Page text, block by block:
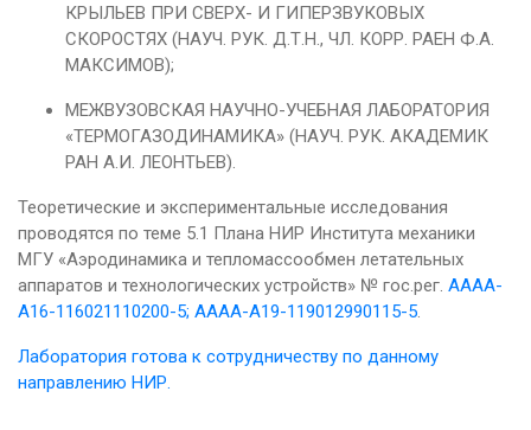
КРЫЛЬЕВ ПРИ СВЕРХ- И ГИПЕРЗВУКОВЫХ
СКОРОСТЯХ (НАУЧ. РУК. Д.Т.Н., ЧЛ. КОРР. РАЕН Ф.А.
МАКСИМОВ);
МЕЖВУЗОВСКАЯ НАУЧНО-УЧЕБНАЯ ЛАБОРАТОРИЯ
«ТЕРМОГАЗОДИНАМИКА» (НАУЧ. РУК. АКАДЕМИК
РАН А.И. ЛЕОНТЬЕВ).
Теоретические и экспериментальные исследования
проводятся по теме 5.1 Плана НИР Института механики
МГУ «Аэродинамика и тепломассообмен летательных
аппаратов и технологических устройств» № гос.рег. АААА-
А16-116021110200-5; АААА-А19-119012990115-5
Лаборатория готова к сотрудничеству по данному
направлению НИР.